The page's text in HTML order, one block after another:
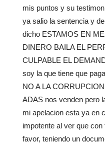
mis puntos y su
ya salio la sentencia y
dicho ESTAMOS EN
DINERO BAILA EL
CULPABLE EL
soy la que tiene que
NO A LA
ADAS nos venden pero
mi apelacion esta ya en
impotente al ver que
favor, teniendo un